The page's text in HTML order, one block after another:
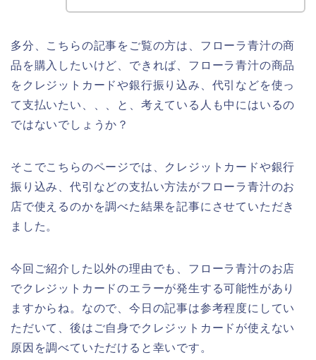
多分、こちらの記事をご覧の方は、フローラ青汁の商
品を購入したいけど、できれば、フローラ青汁の商品
をクレジットカードや銀行振り込み、代引などを使っ
て支払いたい、、、と、考えている人も中にはいるの
ではないでしょうか？
そこでこちらのページでは、クレジットカードや銀行
振り込み、代引などの支払い方法がフローラ青汁のお
店で使えるのかを調べた結果を記事にさせていただき
ました。
今回ご紹介した以外の理由でも、フローラ青汁のお店
でクレジットカードのエラーが発生する可能性があり
ますからね。なので、今日の記事は参考程度にしてい
ただいて、後はご自身でクレジットカードが使えない
原因を調べていただけると幸いです。